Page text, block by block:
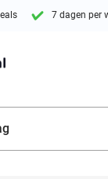
7 dagen per